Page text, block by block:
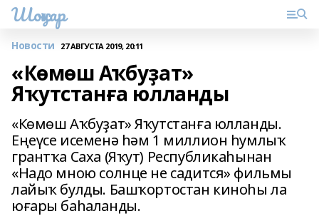
Шоңҡар
Новости 27 АВГУСТА 2019, 20:11
«Көмөш Аҡбуҙат»
Яҡутстанға юлланды
«Көмөш Аҡбуҙат» Яҡутстанға юлланды.
Еңеүсе исеменә һәм 1 миллион һумлыҡ
грантҡа Саха (Яҡут) Республикаһынан
«Надо мною солнце не садится» фильмы
лайыҡ булды. Башҡортостан киноһы ла
юғары баһаланды.